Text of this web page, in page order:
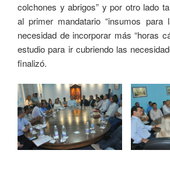
colchones y abrigos” y por otro lado
al primer mandatario “insumos para
necesidad de incorporar más “horas
estudio para ir cubriendo las
finalizó.